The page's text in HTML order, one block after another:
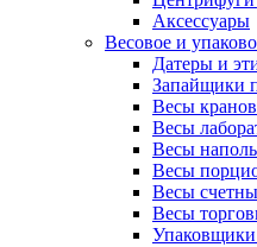
Аксессуары
Весовое и
Датеры и
Запайщики
Весы
Весы
Весы
Весы
Весы
Весы